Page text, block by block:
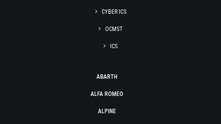
CYBER ICS
OCMST
ICS
ABARTH
ALFA ROMEO
ALPINE